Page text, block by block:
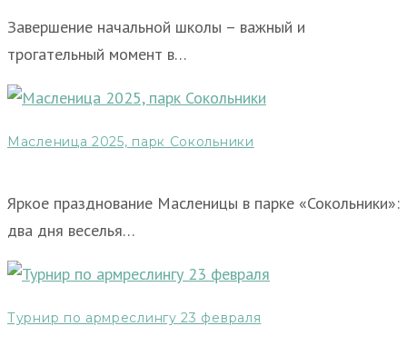
Завершение начальной школы – важный и
трогательный момент в…
Масленица 2025, парк Сокольники
Яркое празднование Масленицы в парке «Сокольники»:
два дня веселья…
Турнир по армреслингу 23 февраля